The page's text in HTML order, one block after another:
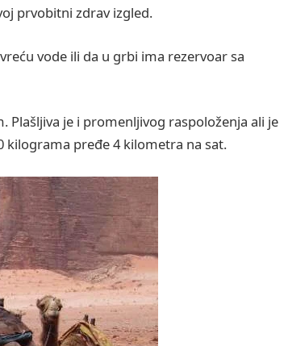
prvobitni zdrav izgled.
vode ili da u grbi ima rezervoar sa
je i promenljivog raspoloženja ali je
kilograma pređe 4 kilometra na sat.